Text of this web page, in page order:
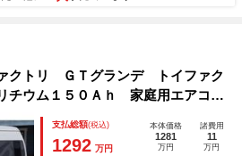
クトリ ＧＴグランデ トイファク
ウム１５０Ａｈ 家庭用エアコ
０Ｗインバーター 電子レンジ 冷
レイオーディオ デジタルインナー
支払総額(税込)
1292 万円
本体価格
1281
万円
諸費用
11
万円